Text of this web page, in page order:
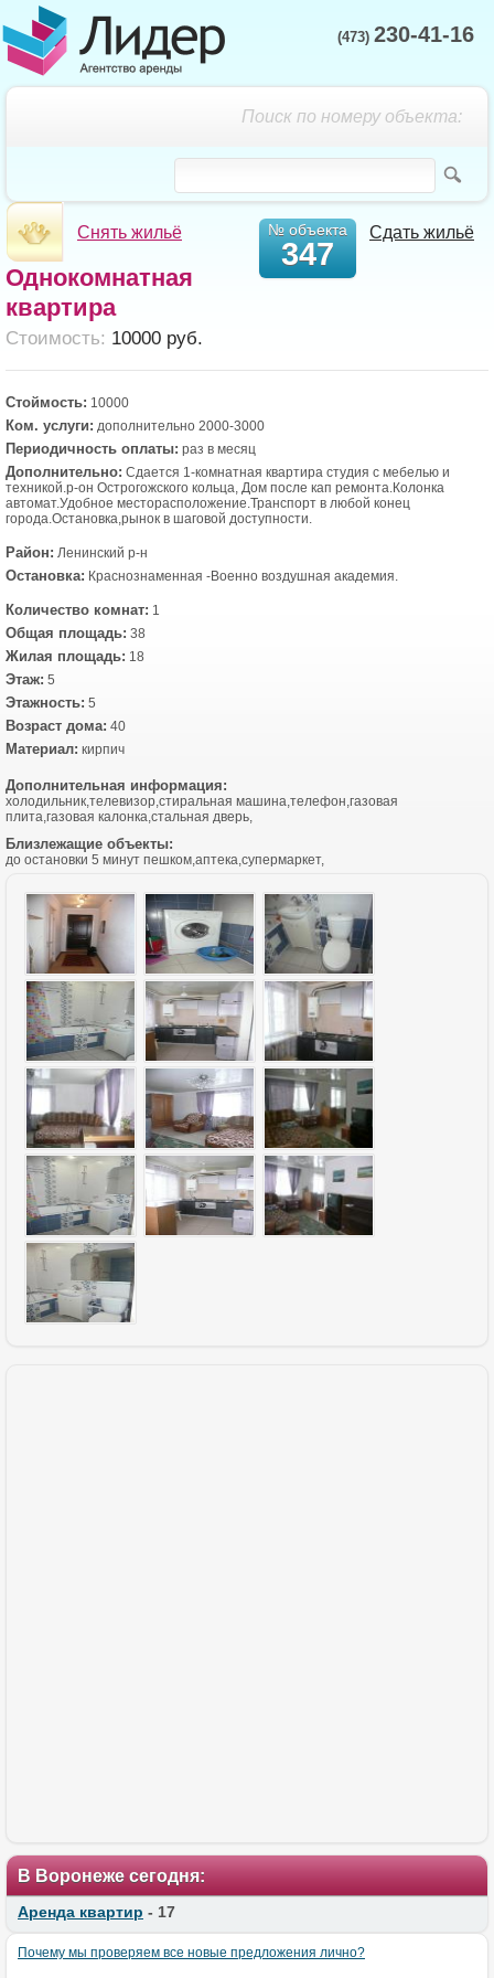
(473) 230-41-16
Поиск по номеру объекта:
Снять жильё Сдать жильё
№ объекта
347
Однокомнатная
квартира
Cтоимость: 10000 руб.
Стоймость: 10000
Ком. услуги: дополнительно 2000-3000
Периодичность оплаты: раз в месяц
Дополнительно: Сдается 1-комнатная квартира студия с мебелью и
техникой.р-он Острогожского кольца, Дом после кап ремонта.Колонка
автомат.Удобное месторасположение.Транспорт в любой конец
города.Остановка,рынок в шаговой доступности.
Район: Ленинский р-н
Остановка: Краснознаменная -Военно воздушная академия.
Количество комнат: 1
Общая площадь: 38
Жилая площадь: 18
Этаж: 5
Этажность: 5
Возраст дома: 40
Материал: кирпич
Дополнительная информация:
холодильник,телевизор,стиральная машина,телефон,газовая
плита,газовая калонка,стальная дверь,
Близлежащие объекты:
до остановки 5 минут пешком,аптека,супермаркет,
В Воронеже сегодня:
Аренда квартир - 17
Почему мы проверяем все новые предложения лично?